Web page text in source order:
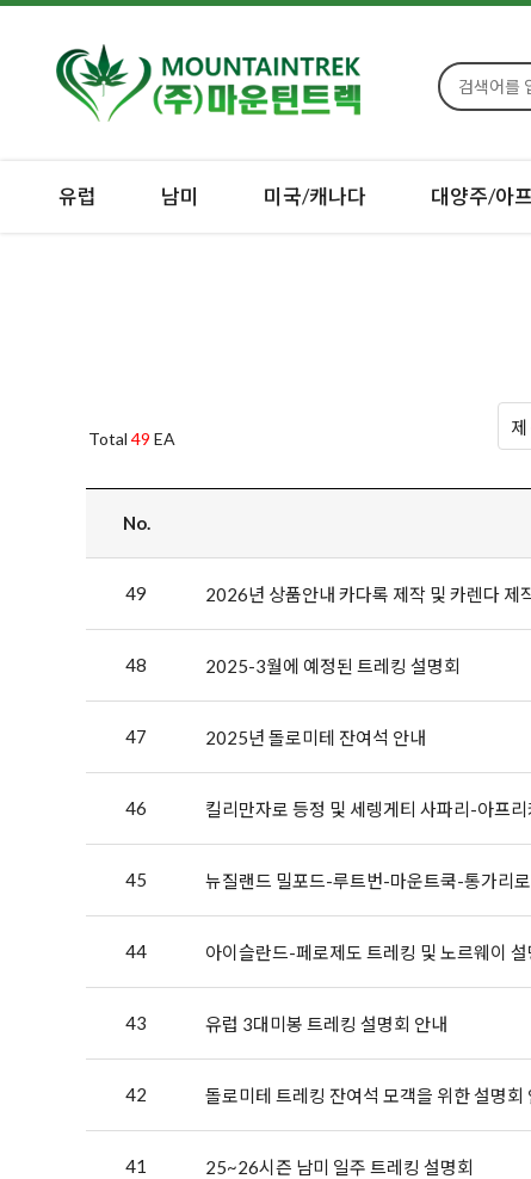
유럽 남미 미국/캐나다 대양주/아
Total 49 EA
No.
49 2026년 상품안내 카다록 제작 및 카렌다 제
48 2025-3월에 예정된 트레킹 설명회
47 2025년 돌로미테 잔여석 안내
46 킬리만자로 등정 및 세렝게티 사파리-아프
45 뉴질랜드 밀포드-루트번-마운트쿡-통가리
44 아이슬란드-페로제도 트레킹 및 노르웨이
43 유럽 3대미봉 트레킹 설명회 안내
42 돌로미테 트레킹 잔여석 모객을 위한 설명회
41 25~26시즌 남미 일주 트레킹 설명회